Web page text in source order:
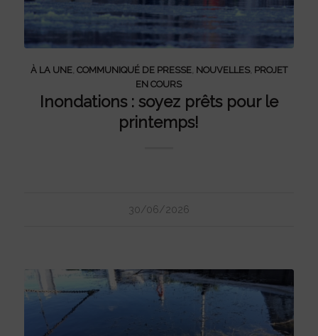
À LA UNE, COMMUNIQUÉ DE PRESSE, NOUVELLES, PROJET
EN COURS
Inondations : soyez prêts pour le
printemps!
30/06/2026